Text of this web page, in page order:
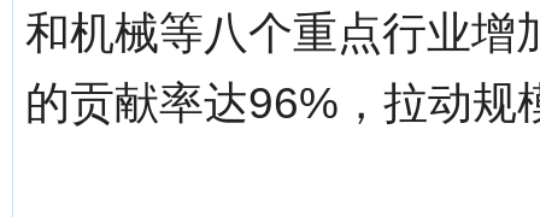
和机械等八个重点行业增
的贡献率达96%，拉动规